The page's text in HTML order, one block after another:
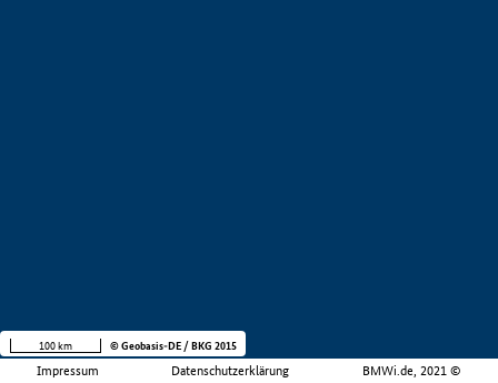
Impressum Datenschutzerklärung BMWi.de, 2021 ©
100 km © Geobasis-DE / BKG 2015